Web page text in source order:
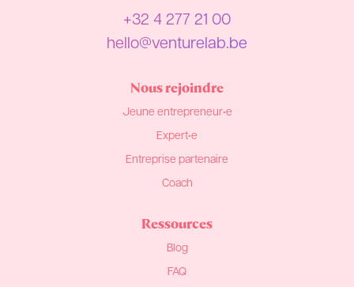
Nous rejoindre
Jeune entrepreneur•e
Expert•e
Entreprise partenaire
Coach
Ressources
Blog
FAQ
+32 4 277 21 00
hello@venturelab.be